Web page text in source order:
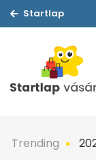
Startlap
Trending